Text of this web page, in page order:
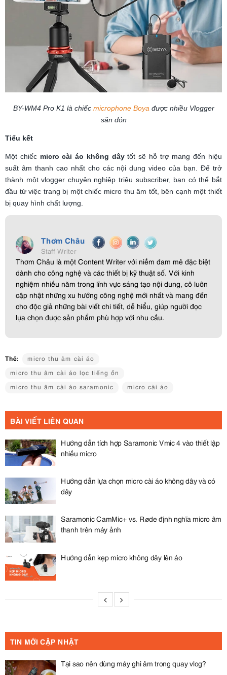
BY-WM4 Pro K1 là chiếc microphone Boya được nhiều Vlogger
săn đón
Tiểu kết
Một chiếc micro cài áo không dâytốt sẽ hỗ trợ mang đến hiệu
suất âm thanh cao nhất cho các nội dung video của bạn. Để trở
thành một vlogger chuyên nghiệp triệu subscriber, bạn có thể bắt
đầu từ việc trang bị một chiếc micro thu âm tốt, bên cạnh một thiết
bị quay hình chất lượng.
Thơm Châu
Staff Writer
Thơm Châu là một Content Writer với niềm đam mê đặc biệt
dành cho công nghệ và các thiết bị kỹ thuật số. Với kinh
nghiệm nhiều năm trong lĩnh vực sáng tạo nội dung, cô luôn
cập nhật những xu hướng công nghệ mới nhất và mang đến
cho độc giả những bài viết chi tiết, dễ hiểu, giúp người đọc
lựa chọn được sản phẩm phù hợp với nhu cầu.
Thẻ:
micro thu âm cài áo
micro thu âm cài áo lọc tiếng ồn
micro thu âm cài áo saramonic
micro cài áo
BÀI VIẾT LIÊN QUAN
Hướng dẫn tích hợp Saramonic Vmic 4 vào thiết lập
nhiều micro
Hướng dẫn lựa chọn micro cài áo không dây và có
dây
Saramonic CamMic+ vs. Røde định nghĩa micro âm
thanh trên máy ảnh
Hướng dẫn kẹp micro không dây lên áo
TIN MỚI CẬP NHẬT
Tại sao nên dùng máy ghi âm trong quay vlog?